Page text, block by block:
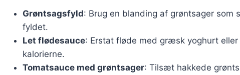
Grøntsagsfyld: Brug en blanding af grøntsager som
fyldet.
Let flødesauce: Erstat fløde med græsk yoghurt
kalorierne.
Tomatsauce med grøntsager: Tilsæt hakkede